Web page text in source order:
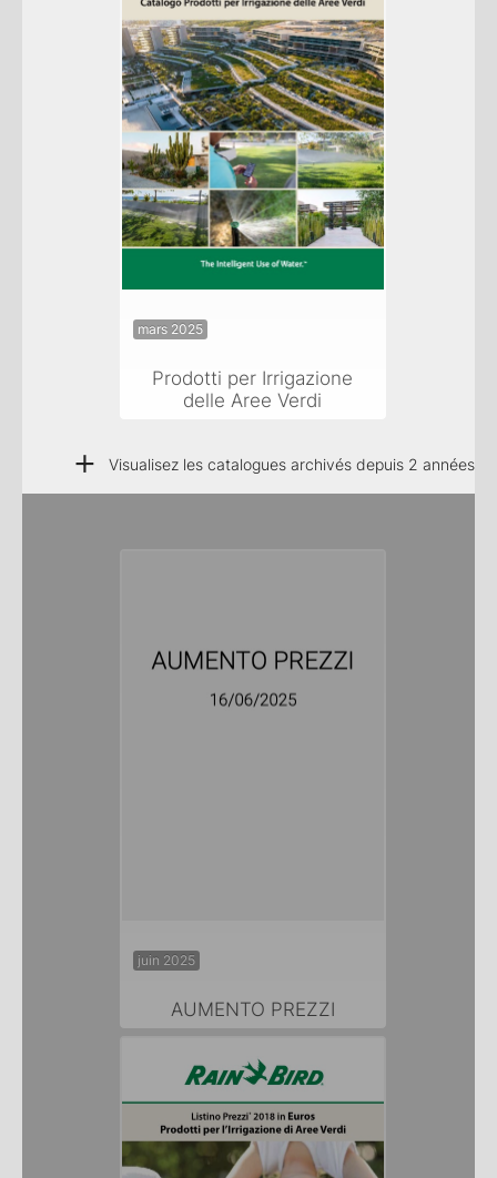
mars 2025
Prodotti per Irrigazione
delle Aree Verdi
+ Visualisez les catalogues archivés depuis 2 années
juin 2025
AUMENTO PREZZI